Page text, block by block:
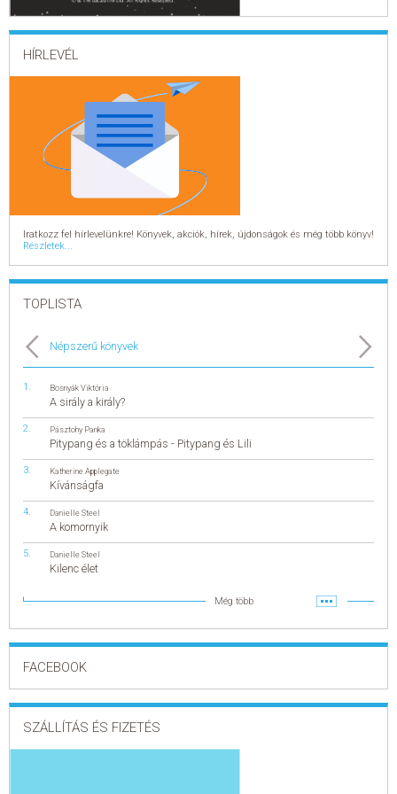
HÍRLEVÉL
Iratkozz fel hírlevelünkre! Könyvek, akciók, hírek, újdonságok és még több könyv!
Részletek...
TOPLISTA
Népszerű könyvek
Bosnyák Viktória
A sirály a király?
Pásztohy Panka
Pitypang és a töklámpás - Pitypang és Lili
Katherine Applegate
Kívánságfa
Danielle Steel
A komornyik
Danielle Steel
Kilenc élet
Még több
FACEBOOK
SZÁLLÍTÁS ÉS FIZETÉS
ÁLTALÁNOS SZERZŐDÉSI FELTÉTELEK
ADATKEZELÉSI ÉS ADATVÉDELMI SZABÁLYZAT